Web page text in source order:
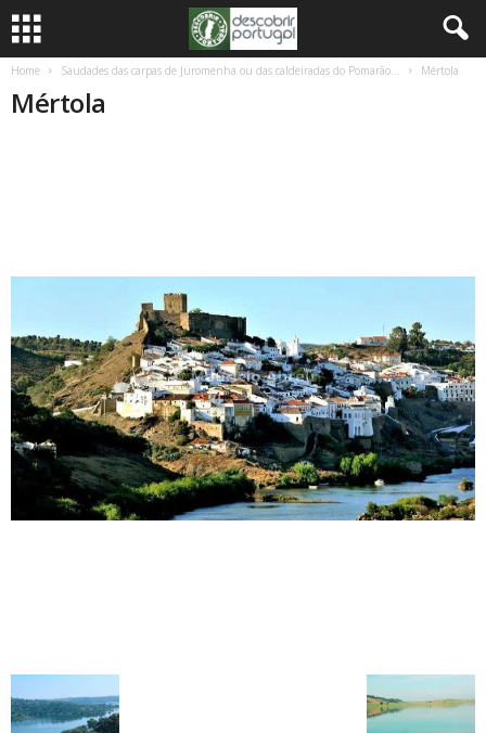
Home Saudades das carpas de Juromenha ou das caldeiradas do Pomarão… Mértola
Mértola